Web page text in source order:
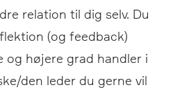
relation til dig selv. Du
(og feedback)
og højere grad handler i
den leder du gerne vil